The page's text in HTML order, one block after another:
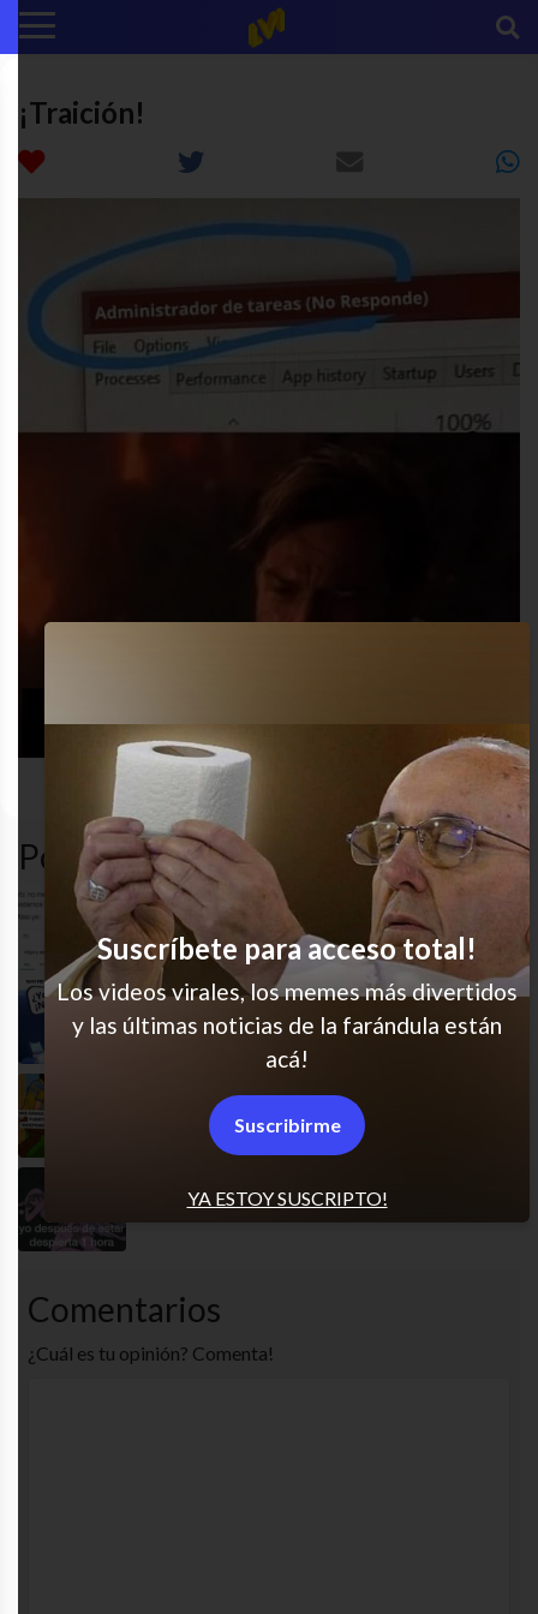
¡Traición!
compu desastre gracioso humor
Popular en LVI
Yo siempre
Nona, noooo
Mi mejor definición
Yo ahora
Comentarios
¿Cuál es tu opinión? Comenta!
YA ESTOY SUSCRIPTO!
Suscríbete para acceso total!
Los videos virales, los memes más divertidos
y las últimas noticias de la farándula están
acá!
Suscribirme